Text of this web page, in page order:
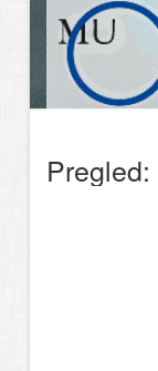
Pregled: